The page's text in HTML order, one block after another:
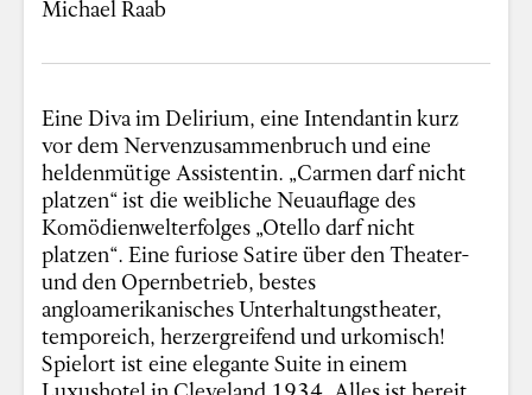
Michael Raab
Eine Diva im Delirium, eine Intendantin kurz
vor dem Nervenzusammenbruch und eine
heldenmütige Assistentin. „Carmen darf nicht
platzen“ ist die weibliche Neuauflage des
Komödienwelterfolges „Otello darf nicht
platzen“. Eine furiose Satire über den Theater-
und den Opernbetrieb, bestes
angloamerikanisches Unterhaltungstheater,
temporeich, herzergreifend und urkomisch!
Spielort ist eine elegante Suite in einem